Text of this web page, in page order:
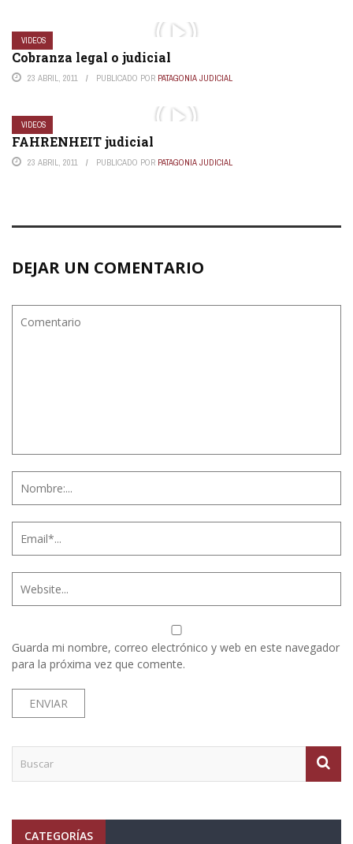
VIDEOS
Cobranza legal o judicial
23 ABRIL, 2011 PUBLICADO POR PATAGONIA JUDICIAL
VIDEOS
FAHRENHEIT judicial
23 ABRIL, 2011 PUBLICADO POR PATAGONIA JUDICIAL
DEJAR UN COMENTARIO
Guarda mi nombre, correo electrónico y web en este navegador
para la próxima vez que comente.
CATEGORÍAS